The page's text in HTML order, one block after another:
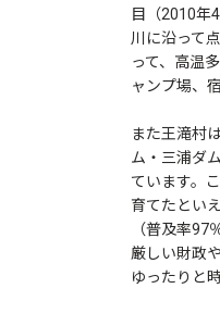
目（2010年
川に沿って
って、高温
ャンプ場、
また王滝村
ム・三浦ダ
ています。
育てたとい
（普及率97
厳しい財政
ゆったりと